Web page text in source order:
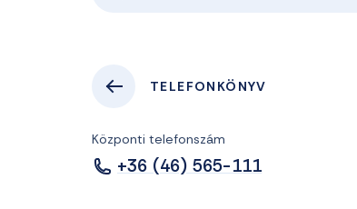
TELEFONKÖNYV
Központi telefonszám
+36 (46) 565-111